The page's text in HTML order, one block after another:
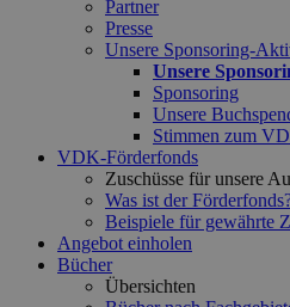
Partner
Presse
Unsere Sponsoring-
Unsere
Sponsoring
Unsere
Stimmen zum
VDK-Förderfonds
Zuschüsse für unsere
Was ist der
Beispiele für gewährte
Angebot einholen
Bücher
Übersichten